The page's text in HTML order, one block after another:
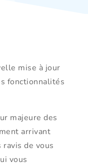
mise à jour
fonctionnalités
majeure des
arrivant
ravis de vous
vous